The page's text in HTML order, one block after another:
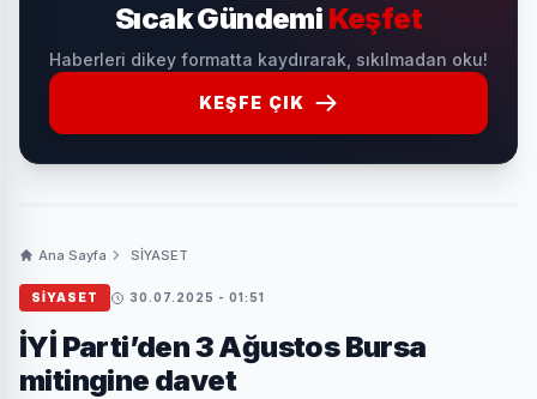
Sıcak Gündemi Keşfet
Haberleri dikey formatta kaydırarak, sıkılmadan oku!
KEŞFE ÇIK
Ana Sayfa SİYASET
SİYASET 30.07.2025 - 01:51
İYİ Parti’den 3 Ağustos Bursa
mitingine davet